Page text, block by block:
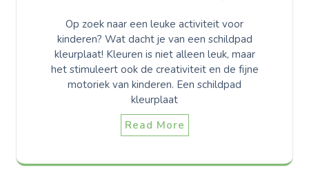
Op zoek naar een leuke activiteit voor
kinderen? Wat dacht je van een schildpad
kleurplaat! Kleuren is niet alleen leuk, maar
het stimuleert ook de creativiteit en de fijne
motoriek van kinderen. Een schildpad
kleurplaat
Read More